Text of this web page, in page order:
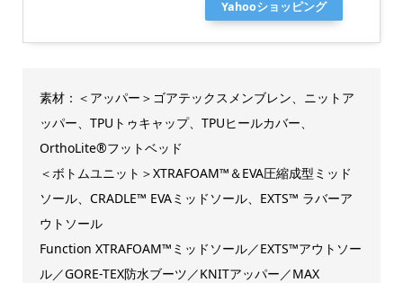
Yahooショッピング
素材：＜アッパー＞ゴアテックスメンブレン、ニットア
ッパー、TPUトゥキャップ、TPUヒールカバー、
OrthoLite®フットベッド
＜ボトムユニット＞XTRAFOAM™＆EVA圧縮成型ミッド
ソール、CRADLE™ EVAミッドソール、EXTS™ ラバーア
ウトソール
Function XTRAFOAM™ミッドソール／EXTS™アウトソー
ル／GORE-TEX防水ブーツ／KNITアッパー／MAX